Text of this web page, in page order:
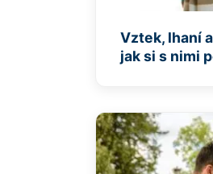
Vztek, lhaní
jak si s nimi